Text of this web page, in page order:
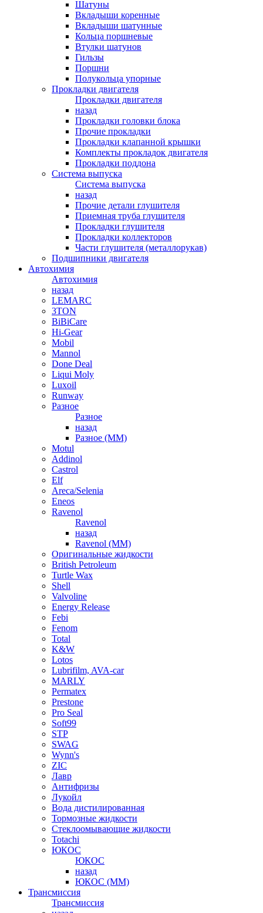
Шатуны
Вкладыши коренные
Вкладыши шатунные
Кольца поршневые
Втулки шатунов
Гильзы
Поршни
Полукольца упорные
Прокладки двигателя
Прокладки двигателя
назад
Прокладки головки блока
Прочие прокладки
Прокладки клапанной крышки
Комплекты прокладок двигателя
Прокладки поддона
Система выпуска
Система выпуска
назад
Прочие детали глушителя
Приемная труба глушителя
Прокладки глушителя
Прокладки коллекторов
Части глушителя (металлорукав)
Подшипники двигателя
Автохимия
Автохимия
назад
LEMARC
3TON
BiBiCare
Hi-Gear
Mobil
Mannol
Done Deal
Liqui Moly
Luxoil
Runway
Разное
Разное
назад
Разное (ММ)
Motul
Addinol
Castrol
Elf
Areca/Selenia
Eneos
Ravenol
Ravenol
назад
Ravenol (ММ)
Оригинальные жидкости
British Petroleum
Turtle Wax
Shell
Valvoline
Energy Release
Febi
Fenom
Total
K&W
Lotos
Lubrifilm, AVA-car
MARLY
Permatex
Prestone
Pro Seal
Soft99
STP
SWAG
Wynn's
ZIC
Лавр
Антифризы
Лукойл
Вода дистилированная
Тормозные жидкости
Стеклоомывающие жидкости
Totachi
ЮКОС
ЮКОС
назад
ЮКОС (ММ)
Трансмиссия
Трансмиссия